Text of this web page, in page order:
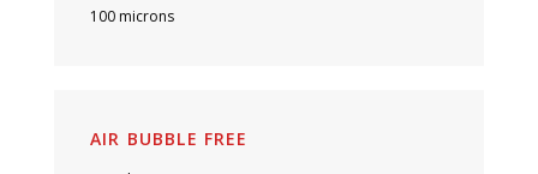
100 microns
AIR BUBBLE FREE